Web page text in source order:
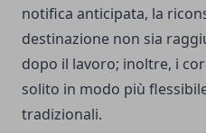
notifica anticipata, la
destinazione non sia
dopo il lavoro; inoltre, i
solito in modo più
tradizionali.